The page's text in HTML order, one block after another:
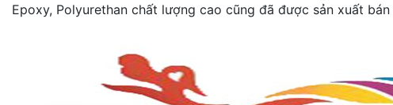
Epoxy, Polyurethan chất lượng cao cũng đã được sản xuất